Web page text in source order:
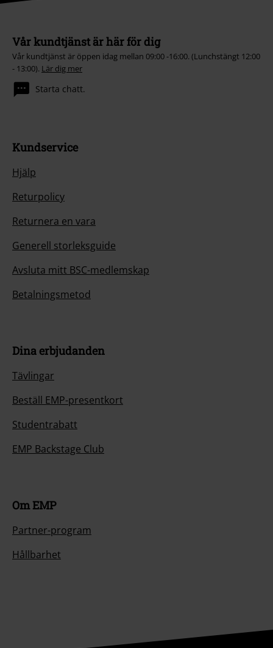
Vår kundtjänst är här för dig
Vår kundtjänst är öppen idag mellan 09:00 -16:00. (Lunchstängt 12:00
- 13:00). Lär dig mer
Starta chatt.
Kundservice
Hjälp
Returpolicy
Returnera en vara
Generell storleksguide
Avsluta mitt BSC-medlemskap
Betalningsmetod
Dina erbjudanden
Tävlingar
Beställ EMP-presentkort
Studentrabatt
EMP Backstage Club
Om EMP
Partner-program
Hållbarhet